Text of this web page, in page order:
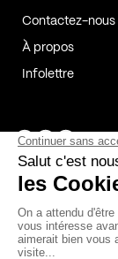
Contactez-nous
À propos
Infolettre
PagePagePage